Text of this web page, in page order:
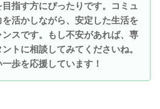
指す方にぴったりです。コミュ
活かしながら、安定した生活を
スです。もし不安があれば、専
トに相談してみてくださいね。
歩を応援しています！